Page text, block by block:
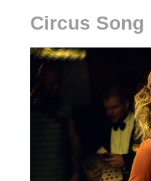
Circus Song